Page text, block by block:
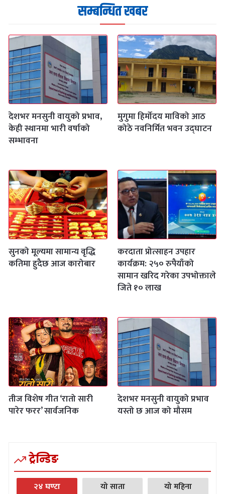
सम्बन्धित खबर
देशभर मनसुनी वायुको प्रभाव,
केही स्थानमा भारी वर्षाको
सम्भावना
मुगुमा हिर्मोदय माविको आठ
कोठे नवनिर्मित भवन उद्घाटन
सुनको मूल्यमा सामान्य वृद्धि
कतिमा हुदैछ आज कारोबार
करदाता प्रोत्साहन उपहार
कार्यक्रम: २५० रुपैयाँको
सामान खरिद गरेका उपभोक्ताले
जिते १० लाख
तीज विशेष गीत ‘रातो सारी
पारेर फरर’ सार्वजनिक
देशभर मनसुनी वायुको प्रभाव
यस्तो छ आज को मौसम
ट्रेन्डिङ
२४ घण्टा यो साता यो महिना